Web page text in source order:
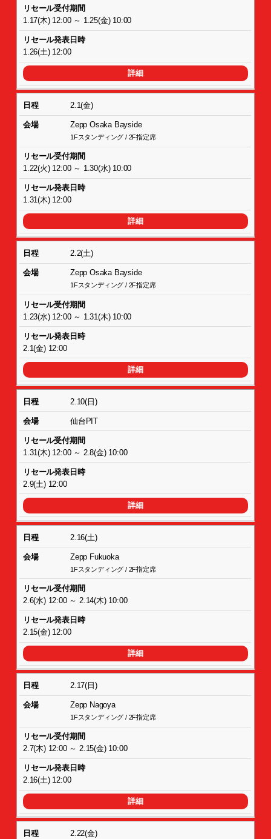
1.17(木) 12:00 ～ 1.25(金) 10:00
1.26(土) 12:00
詳細
2.1(金)
Zepp Osaka Bayside
1Fスタンディング / 2F指定席
1.22(火) 12:00 ～ 1.30(水) 10:00
1.31(木) 12:00
詳細
2.2(土)
Zepp Osaka Bayside
1Fスタンディング / 2F指定席
1.23(水) 12:00 ～ 1.31(木) 10:00
2.1(金) 12:00
詳細
2.10(日)
仙台PIT
1.31(木) 12:00 ～ 2.8(金) 10:00
2.9(土) 12:00
詳細
2.16(土)
Zepp Fukuoka
1Fスタンディング / 2F指定席
2.6(水) 12:00 ～ 2.14(木) 10:00
2.15(金) 12:00
詳細
2.17(日)
Zepp Nagoya
1Fスタンディング / 2F指定席
2.7(木) 12:00 ～ 2.15(金) 10:00
2.16(土) 12:00
詳細
2.22(金)